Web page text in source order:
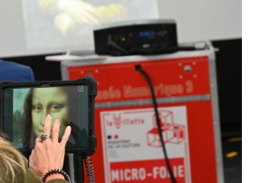
Alpes Provence Verdon s'installe
Folie c'est un musée numérique, un
un fablab et une ludothèque.
riche et ludique vous attend pour